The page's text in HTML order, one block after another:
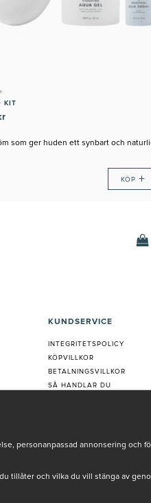
KIT
som ger huden ett synbart och
KÖP +
KUNDSERVICE
INTEGRITETSPOLICY
KÖPVILLKOR
BETALNINGSVILLKOR
SÅ HANDLAR DU
REKLAMATION
personanpassad annonsering och
tillåter och vilka du vill stänga av